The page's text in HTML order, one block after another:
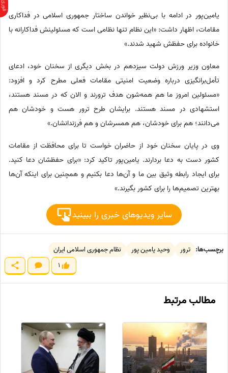
یامین‌پور در ادامه با بی‌نظیر خواندن ساختار جمهوری اسلامی در فداکاری
مقامات، اظهار داشت: «این نظام تنها نظامی است که مسئولینش فداکارانه با
خانواده برای حفظش شهید شدند.»
معاون وزیر ورزش دولت سیزدهم در بخش دیگری از سخنان خود، ادعای
تأمل‌برانگیزی درباره وضعیت امنیتی مقامات فعلی مطرح کرد و افزود:
«مسئولین امروز ما هم همه‌شون هدف ترورند و الان که در مسند هستند،
استشهادی در مسند هستند. برایشان طرح ترور هست و خودشان هم
می‌دانند؛ هم برای خودشان، هم همسرشان و هم فرزندانشان.»
وی در پایان سخنان خود از حاضران خواست تا برای محافظت از مقامات
کشور دست به دعا بردارند. یامین‌پور تاکید کرد: «برای حفظشان دعا کنید.
برای ایجاد رابطه وثیق بین ما و آن‌ها دعا بکنیم و همچنین برای اینکه آن‌ها
بهترین تصمیم‌ها را برای کشور بگیرند.»
سایر ویدیوهای خبری را ببینید
برچسب‌ها: ترور وحید یامین پور
نظام جمهوری اسلامی ایران
1
مطالب مرتبط